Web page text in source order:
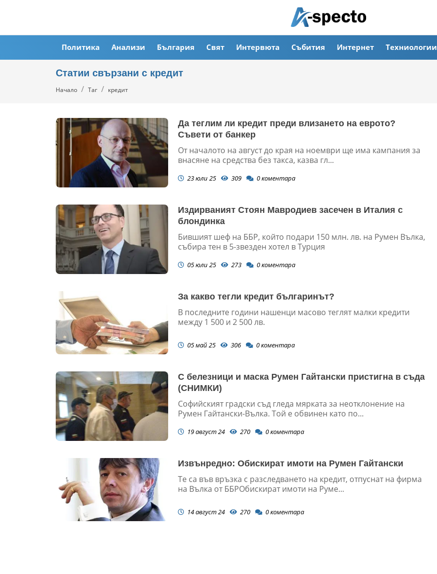
Политика Анализи България Свят Интервюта Събития Интернет Техниологии
Статии свързани с кредит
Начало Таг кредит
Да теглим ли кредит преди влизането на еврото?
Съвети от банкер
От началото на август до края на ноември ще има кампания за
внасяне на средства без такса, казва гл...
23 юли 25 309 0коментара
Издирваният Стоян Мавродиев засечен в Италия с
блондинка
Бившият шеф на ББР, който подари 150 млн. лв. на Румен Вълка,
събира тен в 5-звезден хотел в Турция
05 юли 25 273 0коментара
За какво тегли кредит българинът?
В последните години нашенци масово теглят малки кредити
между 1 500 и 2 500 лв.
05 май 25 306 0коментара
С белезници и маска Румен Гайтански пристигна в съда
(СНИМКИ)
Софийският градски съд гледа мярката за неотклонение на
Румен Гайтански-Вълка. Той е обвинен като по...
19 август 24 270 0коментара
Извънредно: Обискират имоти на Румен Гайтански
Те са във връзка с разследването на кредит, отпуснат на фирма
на Вълка от ББРОбискират имоти на Руме...
14 август 24 270 0коментара